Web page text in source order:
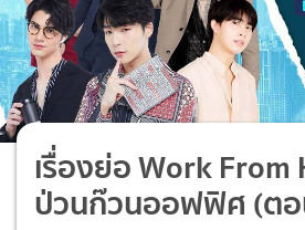
เรื่องย่อ Work From
ป่วนก๊วนออฟฟิศ (ต